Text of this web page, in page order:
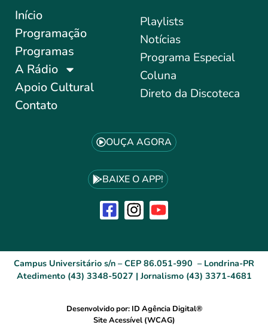
Início
Programação
Programas
A Rádio
Apoio Cultural
Contato
Playlists
Notícias
Programa Especial
Coluna
Direto da Discoteca
OUÇA AGORA
BAIXE O APP!
Campus Universitário s/n – CEP 86.051-990 – Londrina-PR
Atedimento (43) 3348-5027 | Jornalismo (43) 3371-4681
Desenvolvido por: ID Agência Digital®
Site Acessível (WCAG)